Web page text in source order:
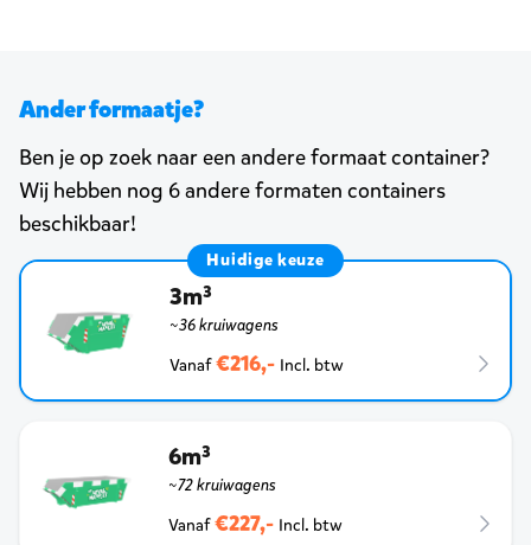
Ander formaatje?
Ben je op zoek naar een andere formaat container?
Wij hebben nog 6 andere formaten containers
beschikbaar!
Huidige keuze
3m³
~36 kruiwagens
Vanaf €216,- Incl. btw
6m³
~72 kruiwagens
Vanaf €227,- Incl. btw